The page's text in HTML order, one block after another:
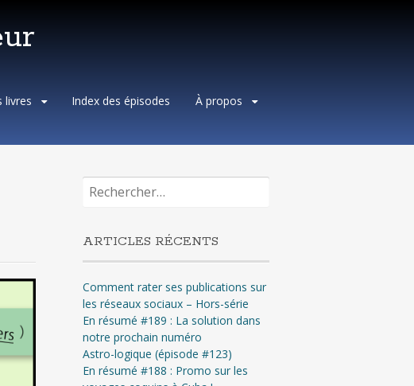
livres Index des épisodes À propos
Rechercher :
ARTICLES RÉCENTS
Comment rater ses publications sur
les réseaux sociaux – Hors-série
En résumé #189 : La solution dans
notre prochain numéro
Astro-logique (épisode #123)
En résumé #188 : Promo sur les